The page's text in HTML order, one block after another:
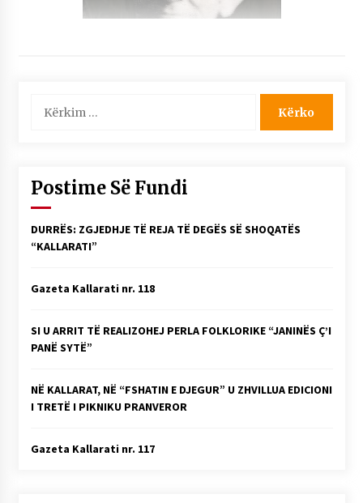
për:
Postime Së Fundi
DURRËS: ZGJEDHJE TË REJA TË DEGËS SË SHOQATËS
“KALLARATI”
Gazeta Kallarati nr. 118
SI U ARRIT TË REALIZOHEJ PERLA FOLKLORIKE “JANINËS Ç’I
PANË SYTË”
NË KALLARAT, NË “FSHATIN E DJEGUR” U ZHVILLUA EDICIONI
I TRETË I PIKNIKU PRANVEROR
Gazeta Kallarati nr. 117